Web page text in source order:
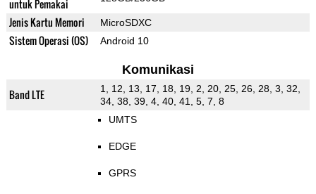
untuk Pemakai
Jenis Kartu Memori MicroSDXC
Sistem Operasi (OS) Android 10
Komunikasi
Band LTE
1, 12, 13, 17, 18, 19, 2, 20, 25, 26, 28, 3, 32,
34, 38, 39, 4, 40, 41, 5, 7, 8
UMTS
EDGE
GPRS